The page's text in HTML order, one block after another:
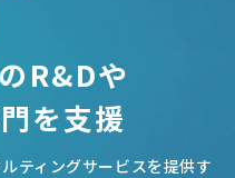
R&Dや
を支援
ティングサービスを提供す